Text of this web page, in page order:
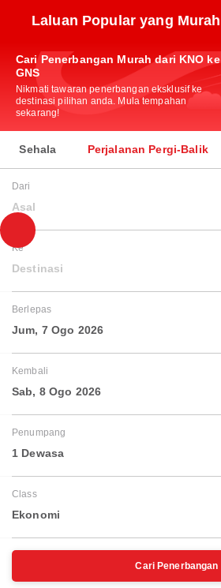
Laluan Popular yang Murah
Cari Penerbangan Murah dari KNO ke
GNS
Nikmati tawaran penerbangan eksklusif ke
destinasi pilihan anda. Mula tempahan
sekarang!
Sehala Perjalanan Pergi-Balik
Dari
Asal
Ke
Destinasi
Berlepas
Jum, 7 Ogo 2026
Kembali
Sab, 8 Ogo 2026
Penumpang
1 Dewasa
Class
Ekonomi
Cari Penerbangan